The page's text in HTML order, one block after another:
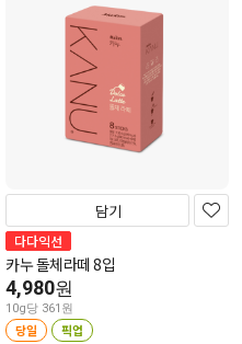
담기
다다익선
카누 돌체라떼 8입
4,980원
10g당 361원
당일 픽업